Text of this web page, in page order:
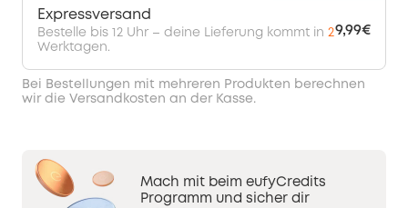
Expressversand
Bestelle bis 12 Uhr – deine Lieferung kommt in 2
Werktagen.
9,99€
Bei Bestellungen mit mehreren Produkten berechnen
wir die Versandkosten an der Kasse.
Mach mit beim eufyCredits
Programm und sicher dir